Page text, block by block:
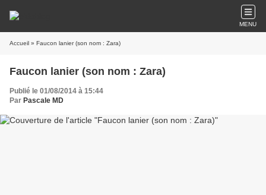
MENU
Accueil » Faucon lanier (son nom : Zara)
Faucon lanier (son nom : Zara)
Publié le 01/08/2014 à 15:44
Par Pascale MD